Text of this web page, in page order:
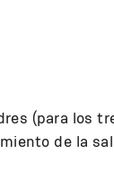
(para los
de la